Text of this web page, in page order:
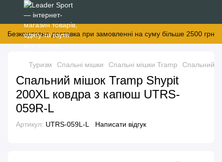
Безкоштовна доставка при замовленні на суму більше 2500 грн
Туризм Спальні мішки Спальні мішки Tramp Спальний
Спальний мішок Tramp Shypit
200XL ковдра з капюш UTRS-
059R-L
Артикул: UTRS-059L-L Написати відгук